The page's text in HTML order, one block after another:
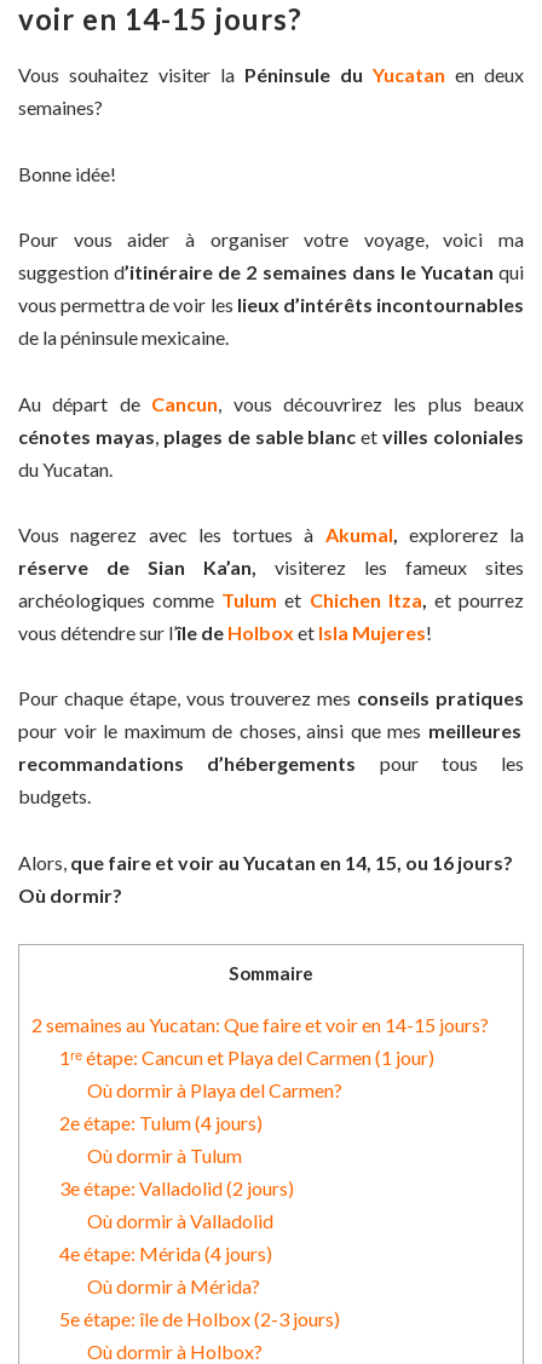
voir en 14-15 jours?
Vous souhaitez visiter la Péninsule du Yucatan en deux
semaines?
Bonne idée!
Pour vous aider à organiser votre voyage, voici ma
suggestion d’itinéraire de 2 semaines dans le Yucatan qui
vous permettra de voir les lieux d’intérêts incontournables
de la péninsule mexicaine.
Au départ de Cancun , vous découvrirez les plus beaux
cénotes mayas plages de sable blanc et villes coloniales
du Yucatan.
Vous nagerez avec les tortues à Akumal, explorerez la
réserve de Sian Ka’an, visiterez les fameux sites
archéologiques comme Tulum et Chichen Itza, et pourrez
vous détendre sur l’île de Holbox et Isla Mujeres!
Pour chaque étape, vous trouverez mes conseils pratiques
pour voir le maximum de choses, ainsi que mes meilleures
recommandations d’hébergements pour tous les
budgets.
Alors, que faire et voir au Yucatan en 14, 15, ou 16 jours?
Où dormir?
Sommaire
2 semaines au Yucatan: Que faire et voir en 14-15 jours?
1ʳᵉ étape: Cancun et Playa del Carmen (1 jour)
Où dormir à Playa del Carmen?
2e étape: Tulum (4 jours)
Où dormir à Tulum
3e étape: Valladolid (2 jours)
Où dormir à Valladolid
4e étape: Mérida (4 jours)
Où dormir à Mérida?
5e étape: île de Holbox (2-3 jours)
Où dormir à Holbox?